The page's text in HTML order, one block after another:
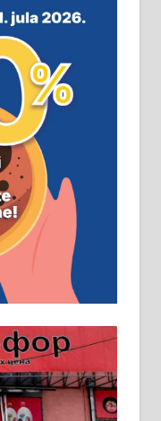
Зеленом
20
радно
41-122 –
радова
и
28-058